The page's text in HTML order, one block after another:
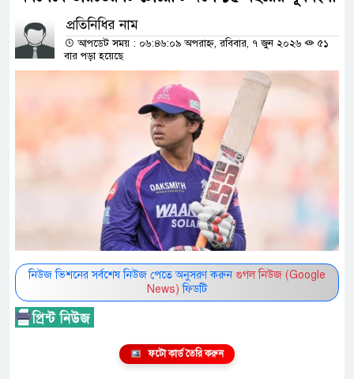
প্রতিনিধির নাম
আপডেট সময় : ০৬:৪৬:০৯ অপরাহ্ন, রবিবার, ৭ জুন ২০২৬
৫১
বার পড়া হয়েছে
নিউজ ভিশনের সর্বশেষ নিউজ পেতে অনুসরণ করুন গুগল নিউজ (Google
News) ফিডটি
ফটো কার্ড তৈরি করুন